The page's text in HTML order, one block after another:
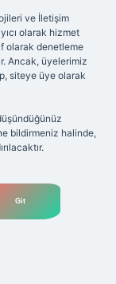
ve İletişim
olarak hizmet
olarak denetleme
Ancak, üyelerimiz
siteye üye olarak
bildirmeniz halinde,